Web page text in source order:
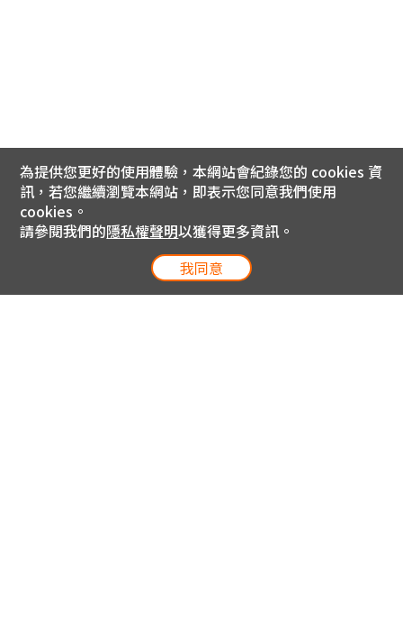
為提供您更好的使用體驗，本網站會紀錄您的 cookies 資
訊，若您繼續瀏覽本網站，即表示您同意我們使用
cookies。
請參閱我們的隱私權聲明以獲得更多資訊。
我同意